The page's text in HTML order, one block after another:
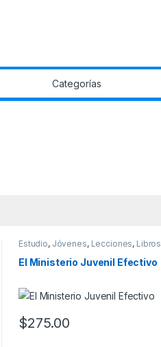
Estudio, Jóvenes, Lecciones, Libros
El Ministerio Juvenil Efectivo
$275.00